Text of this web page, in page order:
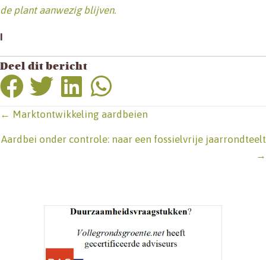
de plant aanwezig blijven.
I
Deel dit bericht
Posts
navigation
← Marktontwikkeling aardbeien
Aardbei onder controle: naar een fossielvrije jaarrondteelt
→